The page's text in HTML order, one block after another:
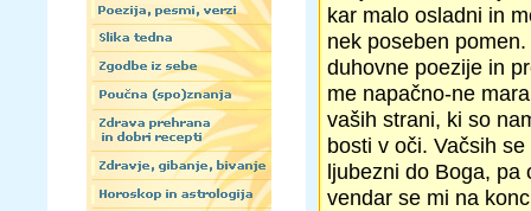
kar malo osladni in
nek poseben
duhovne poezije in
me napačno-ne
vaših strani, ki so
bosti v oči. Vačsih
ljubezni do Boga, pa
vendar se mi na